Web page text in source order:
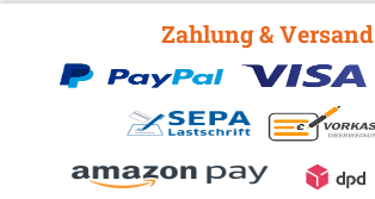
Zahlung & Versand